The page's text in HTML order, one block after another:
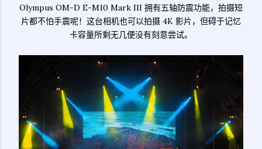
Olympus OM-D E-M10 Mark III 拥有五轴防震功能，拍摄短
片都不怕手震呢！这台相机也可以拍摄 4K 影片，但碍于记忆
卡容量所剩无几便没有刻意尝试。